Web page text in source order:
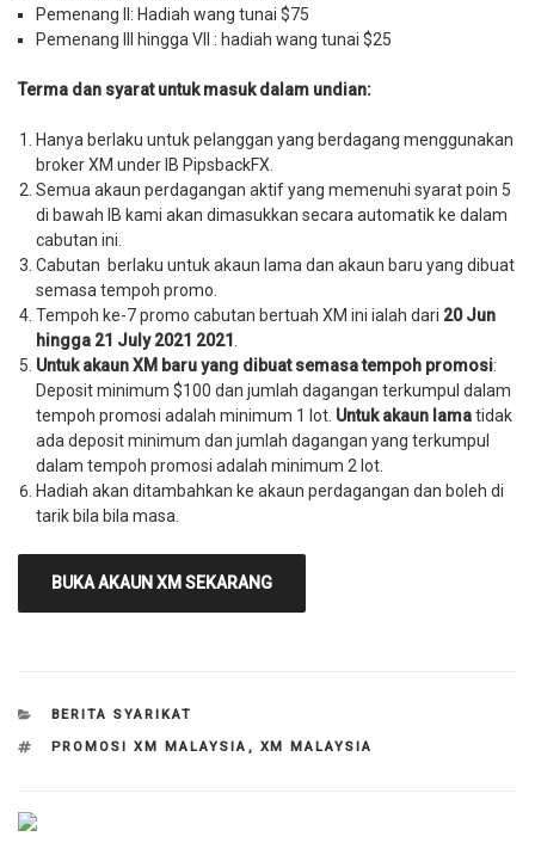
Pemenang II: Hadiah wang tunai $75
Pemenang III hingga VII : hadiah wang tunai $25
Terma dan syarat untuk masuk dalam undian:
Hanya berlaku untuk pelanggan yang berdagang menggunakan
broker XM under IB PipsbackFX.
Semua akaun perdagangan aktif yang memenuhi syarat poin 5
di bawah IB kami akan dimasukkan secara automatik ke dalam
cabutan ini.
Cabutan berlaku untuk akaun lama dan akaun baru yang dibuat
semasa tempoh promo.
Tempoh ke-7 promo cabutan bertuah XM ini ialah dari 20 Jun
hingga 21 July 2021 2021
Untuk akaun XM baru yang dibuat semasa tempoh promosi:
Deposit minimum $100 dan jumlah dagangan terkumpul dalam
tempoh promosi adalah minimum 1 lot. Untuk akaun lamatidak
ada deposit minimum dan jumlah dagangan yang terkumpul
dalam tempoh promosi adalah minimum 2 lot.
Hadiah akan ditambahkan ke akaun perdagangan dan boleh di
tarik bila bila masa.
BUKA AKAUN XM SEKARANG
KATEGORI
BERITA SYARIKAT
TAG
PROMOSI XM MALAYSIA , XM MALAYSIA